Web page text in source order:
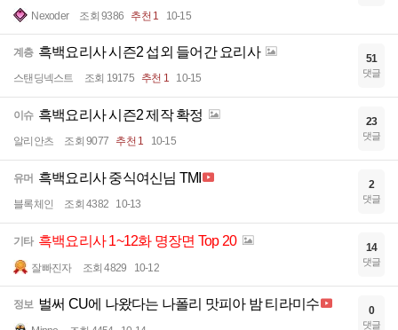
Nexoder 조회 9386 추천 1 10-15
계층 흑백요리사 시즌2 섭외 들어간 요리사
스탠딩넥스트 조회 19175 추천 1 10-15
51
댓글
이슈 흑백요리사 시즌2 제작 확정
알리안츠 조회 9077 추천 1 10-15
23
댓글
유머 흑백요리사 중식여신님 TMI
블록체인 조회 4382 10-13
2
댓글
기타 흑백요리사 1~12화 명장면 Top 20
잘빠진자 조회 4829 10-12
14
댓글
정보 벌써 CU에 나왔다는 나폴리 맛피아 밤 티라미수 0
댓글